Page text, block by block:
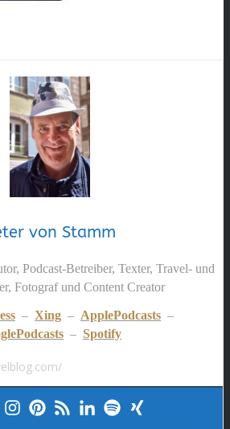
von Stamm
Podcast-Betreiber, Texter, Travel- und
Fotograf und Content Creator
– Xing – ApplePodcasts –
– Spotify